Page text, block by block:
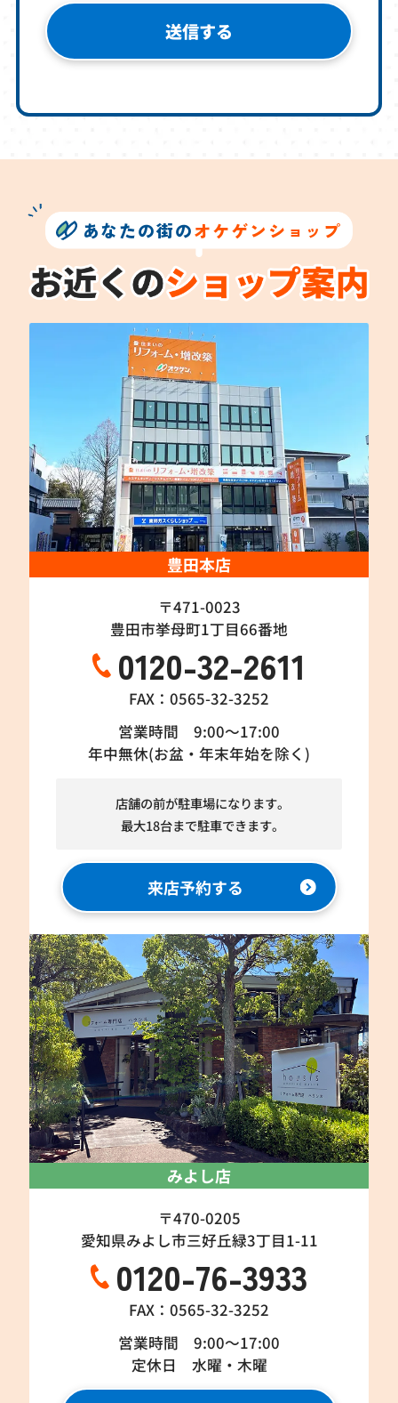
あなたの街のオケゲンショップ
豊田本店
〒471-0023
豊田市挙母町1丁目66番地
0120-32-2611
FAX：0565-32-3252
営業時間 9:00～17:00
年中無休(お盆・年末年始を除く)
店舗の前が駐車場になります。
最大18台まで駐車できます。
来店予約する
みよし店
〒470-0205
愛知県みよし市三好丘緑3丁目1-11
0120-76-3933
FAX：0565-32-3252
営業時間 9:00～17:00
定休日 水曜・木曜